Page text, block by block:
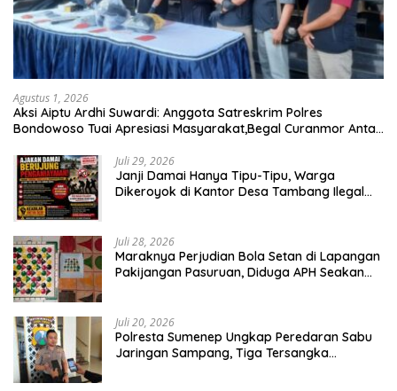
Agustus 1, 2026
Aksi Aiptu Ardhi Suwardi: Anggota Satreskrim Polres
Bondowoso Tuai Apresiasi Masyarakat,Begal Curanmor Antar
Juli 29, 2026
Janji Damai Hanya Tipu-Tipu, Warga
Dikeroyok di Kantor Desa Tambang Ilegal
Juli 28, 2026
Maraknya Perjudian Bola Setan di Lapangan
Pakijangan Pasuruan, Diduga APH Seakan
Juli 20, 2026
Polresta Sumenep Ungkap Peredaran Sabu
Jaringan Sampang, Tiga Tersangka